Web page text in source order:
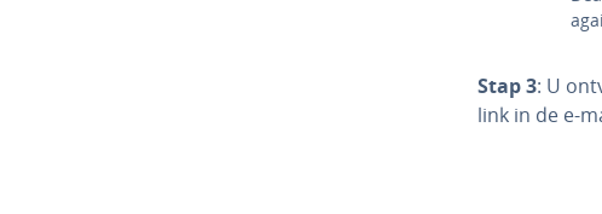
Stap 3: U
link in de e-